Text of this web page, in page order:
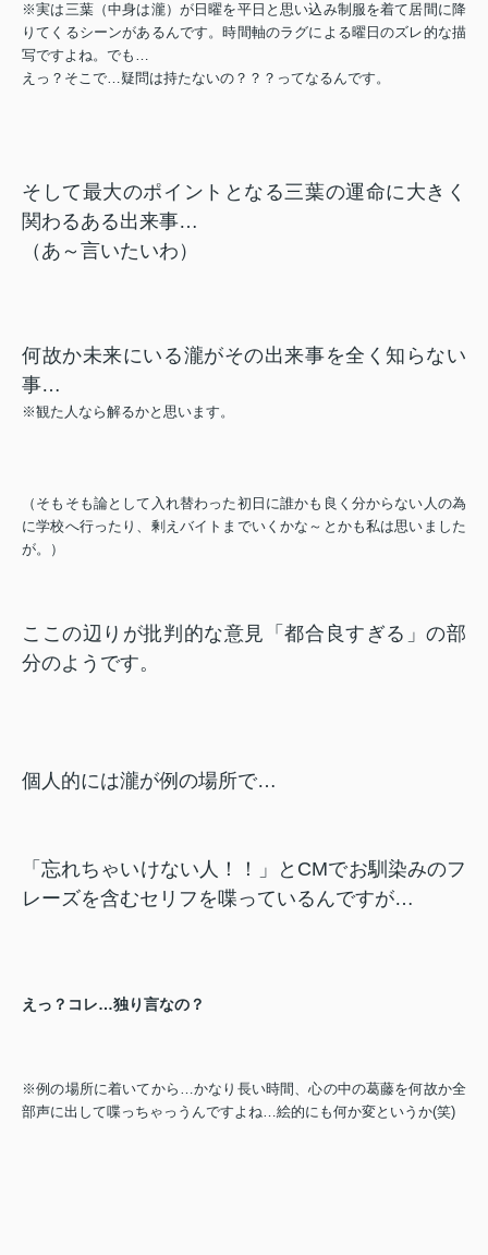
※実は三葉（中身は瀧）が日曜を平日と思い込み制服を着て居間に降
りてくるシーンがあるんです。時間軸のラグによる曜日のズレ的な描
写ですよね。でも…
えっ？そこで…疑問は持たないの？？？ってなるんです。
そして最大のポイントとなる三葉の運命に大きく
関わるある出来事…
（あ～言いたいわ）
何故か未来にいる瀧がその出来事を全く知らない
事…
※観た人なら解るかと思います。
（そもそも論として入れ替わった初日に誰かも良く分からない人の為
に学校へ行ったり、剰えバイトまでいくかな～とかも私は思いました
が。）
ここの辺りが批判的な意見「都合良すぎる」の部
分のようです。
個人的には瀧が例の場所で…
「忘れちゃいけない人！！」とCMでお馴染みのフ
レーズを含むセリフを喋っているんですが…
えっ？コレ…独り言なの？
※例の場所に着いてから…かなり長い時間、心の中の葛藤を何故か全
部声に出して喋っちゃっうんですよね…絵的にも何か変というか(笑)